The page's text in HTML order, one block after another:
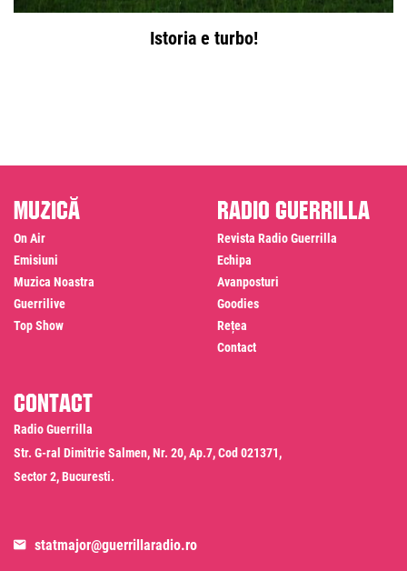
Istoria e turbo!
Muzică
On Air
Emisiuni
Muzica Noastra
Guerrilive
Top Show
Radio Guerrilla
Revista Radio Guerrilla
Echipa
Avanposturi
Goodies
Rețea
Contact
Contact
Radio Guerrilla
Str. G-ral Dimitrie Salmen, Nr. 20, Ap.7, Cod 021371,
Sector 2, Bucuresti.
statmajor@guerrillaradio.ro